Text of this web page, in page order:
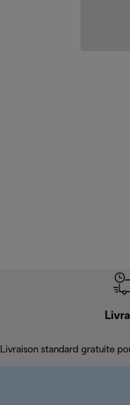
Livraison standard gratuite